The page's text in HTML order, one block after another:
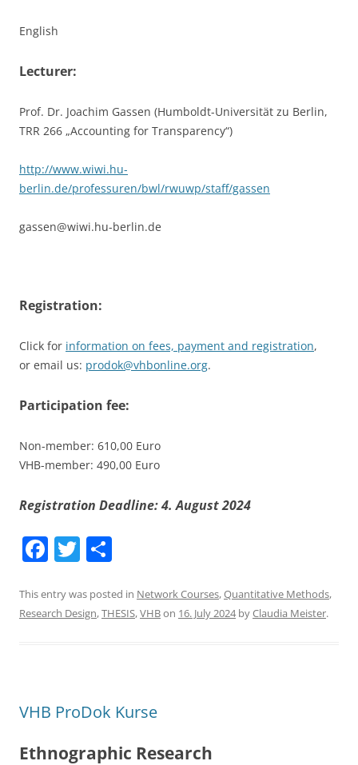
English
Lecturer:
Prof. Dr. Joachim Gassen (Humboldt-Universität zu Berlin,
TRR 266 „Accounting for Transparency“)
http://www.wiwi.hu-
berlin.de/professuren/bwl/rwuwp/staff/gassen
gassen@wiwi.hu-berlin.de
Registration:
Click for information on fees, payment and registration,
or email us: prodok@vhbonline.org.
Participation fee:
Non-member: 610,00 Euro
VHB-member: 490,00 Euro
Registration Deadline: 4. August 2024
F
c
e
o
k
T
itt
er
ar
e
This entry was posted in Network Courses,Quantitative Methods,
Research Design,THESIS,VHBon 16. July 2024byClaudia Meister.
VHB ProDok Kurse
Ethnographic Research